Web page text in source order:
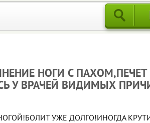
НОГИ С
У ВРАЧЕЙ ВИДИМЫХ
УЖЕ ДОЛГО!ИНОГДА